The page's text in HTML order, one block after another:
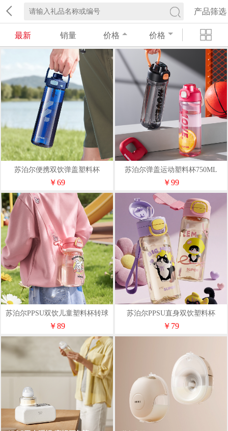
产品筛选
最新 销量 价格 价格
苏泊尔便携双饮弹盖塑料杯
￥69
苏泊尔弹盖运动塑料杯750ML
￥99
苏泊尔PPSU双饮儿童塑料杯转球
小熊
￥89
苏泊尔PPSU直身双饮塑料杯
￥79